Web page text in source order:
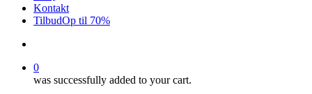
Kontakt
TilbudOp til 70%
0
was successfully added to your cart.